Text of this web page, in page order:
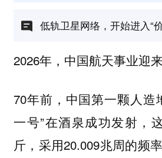
低轨卫星网络，开始进入“价
2026年，中国航天事业迎来
70年前，中国第一颗人造
一号”在酒泉成功发射，
斤，采用20.009兆周的频